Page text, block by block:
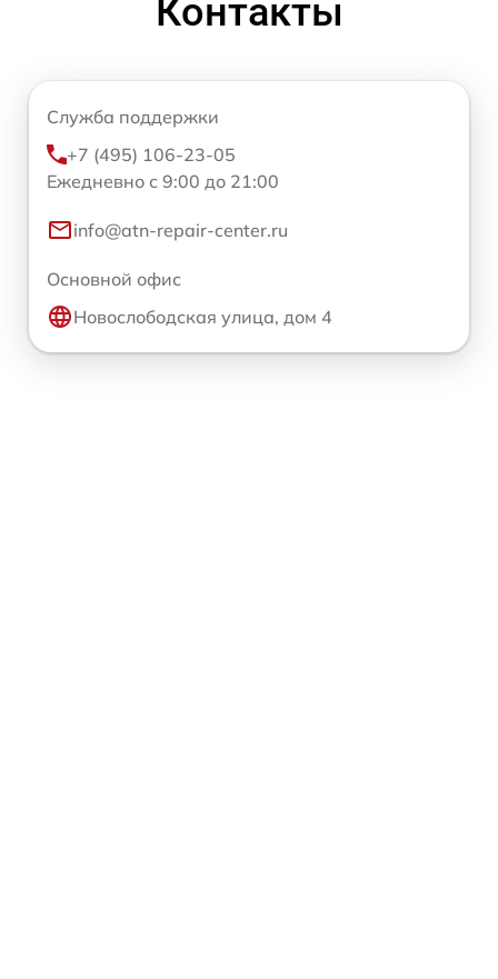
Контакты
Служба поддержки
+7 (495) 106-23-05
Ежедневно с 9:00 до 21:00
info@atn-repair-center.ru
Основной офис
Новослободская улица, дом 4